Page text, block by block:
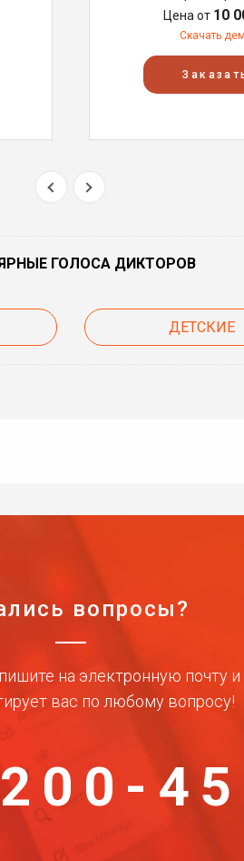
Цена от 10
Скачать
ГОЛОСА ДИКТОРОВ
ДЕТСКИЕ
вопросы?
на электронную почту
вас по любому вопросу!